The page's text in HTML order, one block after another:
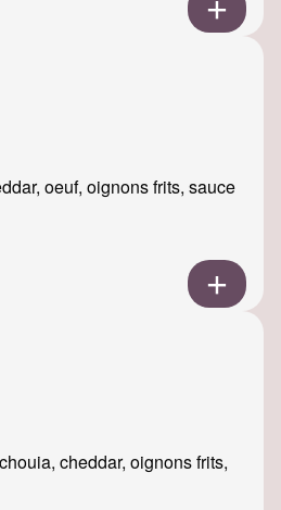
oeuf, oignons frits, sauce
cheddar, oignons frits,